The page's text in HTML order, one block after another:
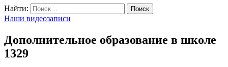
Найти:
Наши видеозаписи
Дополнительное образование в школе
1329